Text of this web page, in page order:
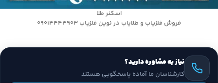
اسکنر طلا
فروش فلزیاب و طلایاب در نوین فلزیاب 09014444903
نیاز به مشاوره دارید؟
کارشناسان ما آماده پاسخگویی هستند